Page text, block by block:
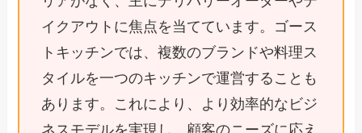
イクアウトに焦点を当てています。ゴース
トキッチンでは、複数のブランドや料理ス
タイルを一つのキッチンで運営することも
あります。これにより、より効率的なビジ